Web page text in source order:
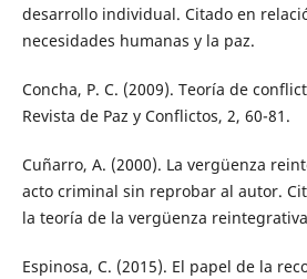
desarrollo individual. Citado en
necesidades humanas y la paz.
Concha, P. C. (2009). Teoría de
Revista de Paz y Conflictos, 2, 60-81.
Cuñarro, A. (2000). La vergüenza
acto criminal sin reprobar al autor.
la teoría de la vergüenza
Espinosa, C. (2015). El papel de la